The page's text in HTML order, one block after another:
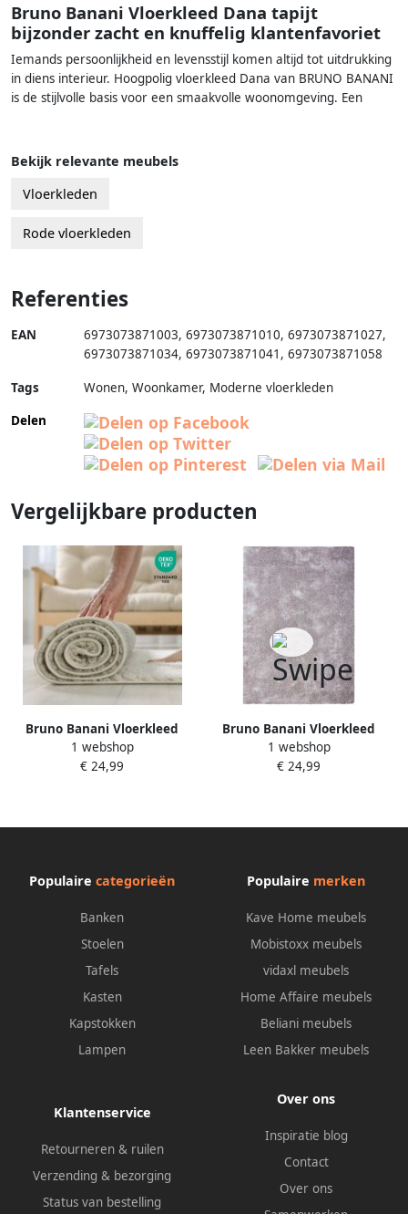
Bruno Banani Vloerkleed Dana tapijt
bijzonder zacht en knuffelig klantenfavoriet
Iemands persoonlijkheid en levensstijl komen altijd tot uitdrukking
in diens interieur. Hoogpolig vloerkleed Dana van BRUNO BANANI
is de stijlvolle basis voor een smaakvolle woonomgeving. Een
Bekijk relevante meubels
Vloerkleden
Rode vloerkleden
Referenties
EAN 6973073871003, 6973073871010, 6973073871027,
6973073871034, 6973073871041 , 6973073871058
Tags
Wonen, Woonkamer, Moderne vloerkleden
Delen
Vergelijkbare producten
Bruno Banani Vloerkleed
Dana tapijt bijzonder zacht
en knuffelig klantenfavoriet
1 webshop
€ 24,99
Bruno Banani Vloerkleed
Dana tapijt bijzonder zacht
en knuffelig klantenfavoriet
1 webshop
€ 24,99
Populaire categorieën
Banken
Stoelen
Tafels
Kasten
Kapstokken
Lampen
Populaire merken
Kave Home meubels
Mobistoxx meubels
vidaxl meubels
Home Affaire meubels
Beliani meubels
Leen Bakker meubels
Klantenservice
Retourneren & ruilen
Verzending & bezorging
Status van bestelling
Over ons
Inspiratie blog
Contact
Over ons